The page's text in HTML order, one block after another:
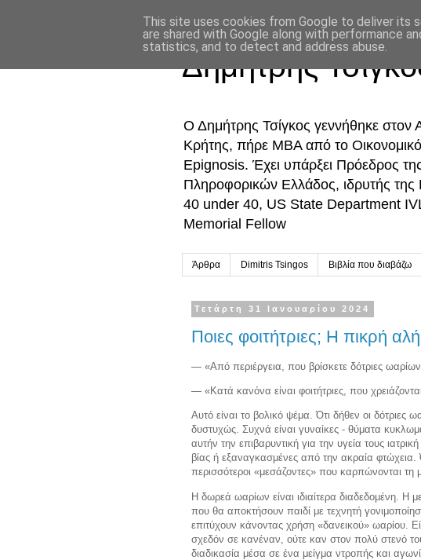
Δημήτρης
Ο Δημήτρης Τσίγκος γεννήθηκε
Κρήτης, πήρε MBA από το
Epignosis. Έχει υπάρξει Πρόεδρος
Πληροφορικών Ελλάδος, ιδρυτής
40 under 40, US State Department
Memorial Fellow
Άρθρα Dimitris Tsingos Βιβλία που διαβάζω
Τετάρτη 31 Ιανουαρίου 2024
Ποιες φοιτήτριες; Η πικρή
— «Από περιέργεια, που βρίσκετε δότριες
— «Κατά κανόνα είναι φοιτήτριες, που
Αυτό είναι το βολικό ψέμα. Ότι δήθεν οι δότριες
δυστυχώς. Συχνά είναι γυναίκες - θύματα
αυτήν την επιβαρυντική για την υγεία τους
βίας ή εξαναγκασμένες από την ακραία
περισσότεροι «μεσάζοντες» που καρπώνονται τη
Η δωρεά ωαρίων είναι ιδιαίτερα διαδεδομένη.
που θα αποκτήσουν παιδί με τεχνητή
επιτύχουν κάνοντας χρήση «δανεικού» ωαρίου.
σχεδόν σε κανέναν, ούτε καν στον πολύ στενό
διαδικασία μέσα σε ένα μείγμα ντροπής και
This site uses cookies from Google to deliver its
are shared with Google along with performance
statistics, and to detect and address abuse.